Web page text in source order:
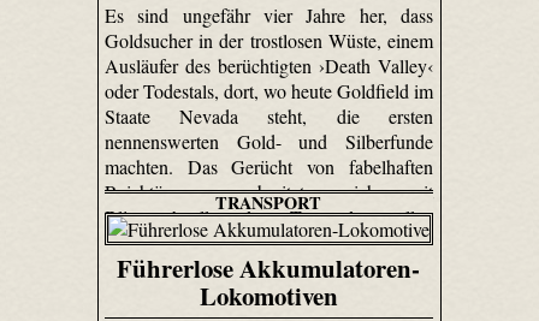
Es sind ungefähr vier Jahre her, dass
Goldsucher in der trostlosen Wüste, einem
Ausläufer des berüchtigten ›Death Valley‹
oder Todestals, dort, wo heute Gol­dfield im
Staate Nevada steht, die ersten
nennenswerten Gold- und Silberfunde
machten. Das Gerücht von fabelhaften
Reichtümern verbreitete sich mit
Blitzesschnelle und zog Tausende aus allen
Himmelsrichtungen herbei.
TRANSPORT
Führerlose Akkumulatoren-
Lokomotiven